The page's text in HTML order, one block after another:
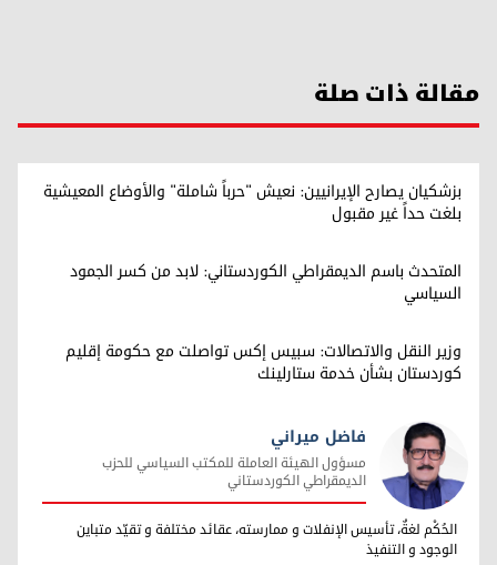
مقالة ذات صلة
بزشكيان يصارح الإيرانيين: نعيش "حرباً شاملة" والأوضاع المعيشية
بلغت حداً غير مقبول
المتحدث باسم الديمقراطي الكوردستاني: لابد من كسر الجمود
السياسي
وزير النقل والاتصالات: سبيس إكس تواصلت مع حكومة إقليم
كوردستان بشأن خدمة ستارلينك
فاضل ميراني
فاضل ميراني
مسؤول الهيئة العاملة للمكتب السياسي للحزب
الديمقراطي الكوردستاني
الحُكْم لغةٌ، تأسيس الإنفلات و ممارسته، عقائد مختلفة و تقيّد متباين
الوجود و التنفيذ